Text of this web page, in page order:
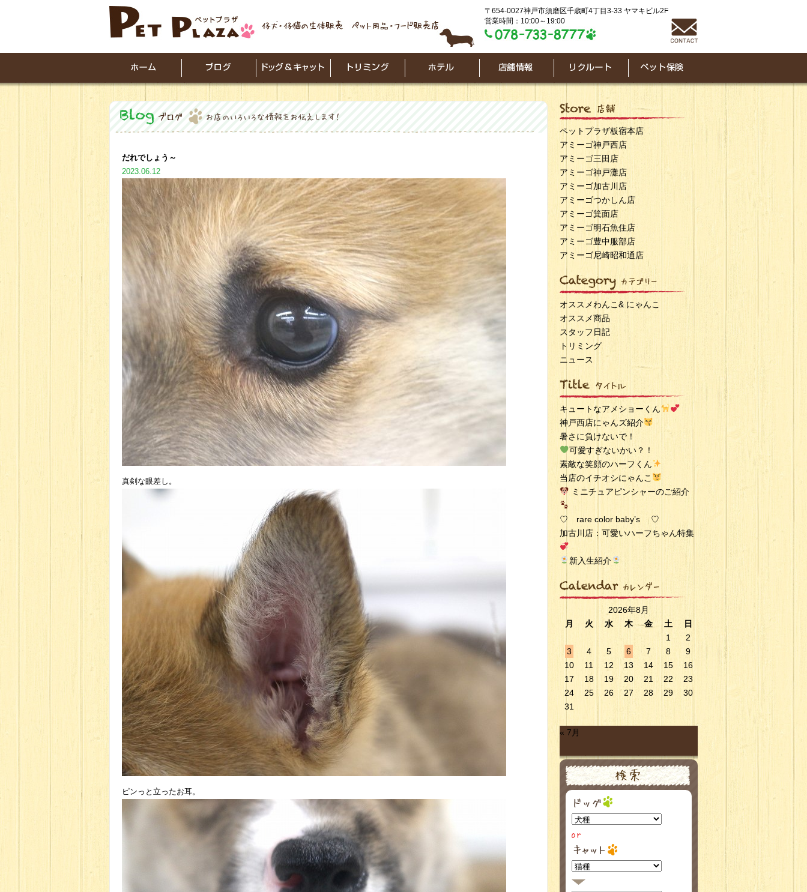
〒654-0027神戸市須磨区千歳町4丁目3-33 ヤマキビル2F
営業時間：10:00～19:00
だれでしょう～
2023.06.12
真剣な眼差し。
ピンっと立ったお耳。
ペットプラザ板宿本店
アミーゴ神戸西店
アミーゴ三田店
アミーゴ神戸灘店
アミーゴ加古川店
アミーゴつかしん店
アミーゴ箕面店
アミーゴ明石魚住店
アミーゴ豊中服部店
アミーゴ尼崎昭和通店
オススメわんこ& にゃんこ
オススメ商品
スタッフ日記
トリミング
ニュース
キュートなアメショーくん
神戸西店にゃんズ紹介
暑さに負けないで！
可愛すぎないかい？！
素敵な笑顔のハーフくん
当店のイチオシにゃんこ
ミニチュアピンシャーのご紹介
♡ rare color baby’s ♡
加古川店：可愛いハーフちゃん特集
新入生紹介
2026年8月
月
火 水 木 金 土
日
1
2
3
4 5 6 7 8
9
10
11 12 13 14 15
16
17
18 19 20 21 22
23
24
25 26 27 28 29
30
31
« 7月